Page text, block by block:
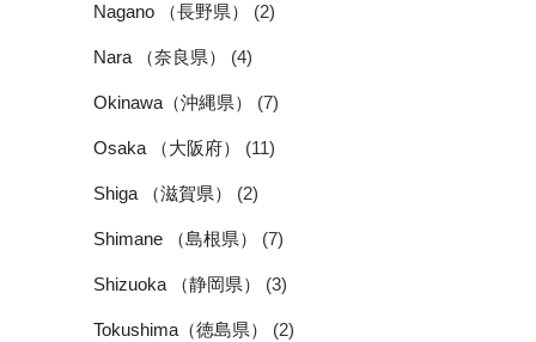
Nagano （長野県） (2)
Nara （奈良県） (4)
Okinawa（沖縄県） (7)
Osaka （大阪府） (11)
Shiga （滋賀県） (2)
Shimane （島根県） (7)
Shizuoka （静岡県） (3)
Tokushima（徳島県） (2)